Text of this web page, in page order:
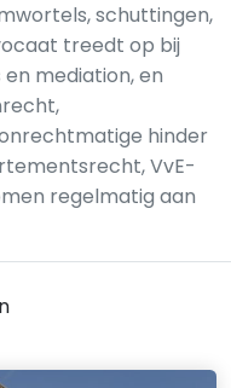
schuttingen,
treedt op bij
mediation, en
hinder
VvE-
regelmatig aan